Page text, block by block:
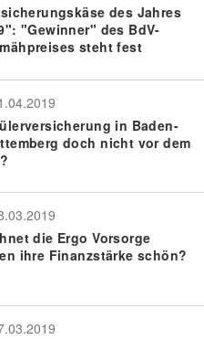
des Jahres
"Gewinner" des BdV-
steht fest
in Baden-
doch nicht vor dem
die Ergo Vorsorge
ihre Finanzstärke schön?